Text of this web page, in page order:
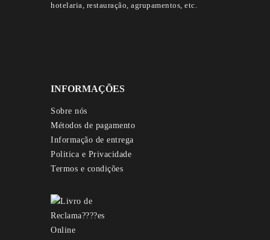
hotelaria, restauração, agrupamentos, etc.
INFORMAÇÕES
Sobre nós
Métodos de pagamento
Informação de entrega
Politica e Privacidade
Termos e condições